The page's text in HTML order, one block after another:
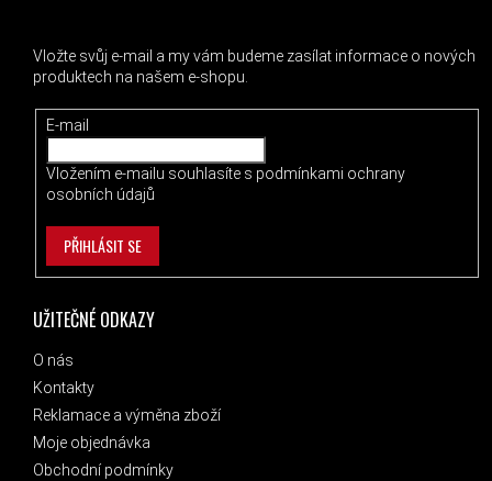
UŽITEČNÉ ODKAZY
O nás
Kontakty
Reklamace a výměna zboží
Moje objednávka
Obchodní podmínky
Vložte svůj e-mail a my vám budeme zasílat informace o nových
produktech na našem e-shopu.
E-mail
Vložením e-mailu souhlasíte s podmínkami ochrany
osobních údajů
PŘIHLÁSIT SE